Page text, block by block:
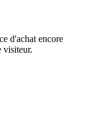
d'achat encore
visiteur.